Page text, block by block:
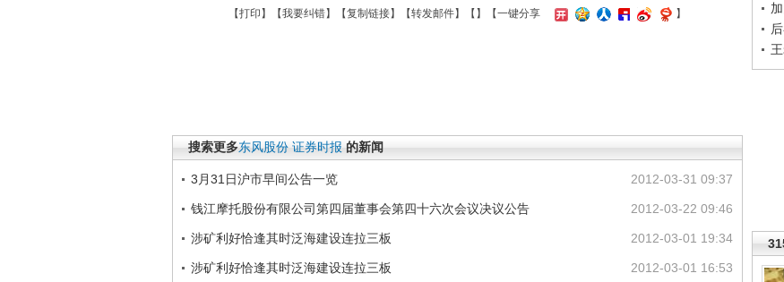
【打印 】【我要纠错】【复制链接】【转发邮件】【 】 【一键分享 】
搜索更多东风股份 证券时报 的新闻
2012-03-31 09:37
3月31日沪市早间公告一览
2012-03-22 09:46
钱江摩托股份有限公司第四届董事会第四十六次会议决议公告
2012-03-01 19:34
涉矿利好恰逢其时泛海建设连拉三板
2012-03-01 16:53
涉矿利好恰逢其时泛海建设连拉三板